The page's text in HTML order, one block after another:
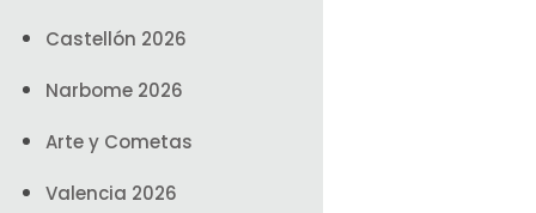
Castellón 2026
Narbome 2026
Arte y Cometas
Valencia 2026